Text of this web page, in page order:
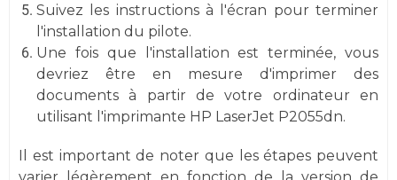
Suivez les instructions à l'écran pour terminer
l'installation du pilote.
Une fois que l'installation est terminée, vous
devriez être en mesure d'imprimer des
documents à partir de votre ordinateur en
utilisant l'imprimante HP LaserJet P2055dn.
Il est important de noter que les étapes peuvent
varier légèrement en fonction de la version de